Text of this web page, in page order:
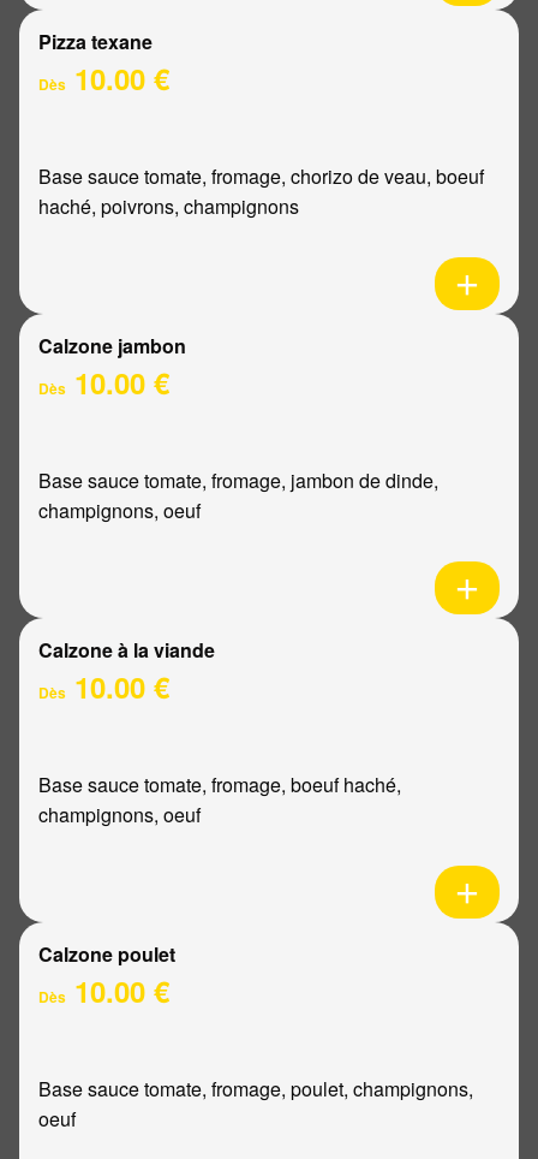
Pizza texane
Dès 10.00 €
Base sauce tomate, fromage, chorizo de veau, boeuf
haché, poivrons, champignons
Calzone jambon
Dès 10.00 €
Base sauce tomate, fromage, jambon de dinde,
champignons, oeuf
Calzone à la viande
Dès 10.00 €
Base sauce tomate, fromage, boeuf haché,
champignons, oeuf
Calzone poulet
Dès 10.00 €
Base sauce tomate, fromage, poulet, champignons,
oeuf